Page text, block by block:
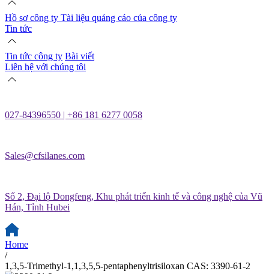
Hồ sơ công ty Tài liệu quảng cáo của công ty
Tin tức
Tin tức công ty Bài viết
Liên hệ với chúng tôi
027-84396550 | +86 181 6277 0058
Sales@cfsilanes.com
Số 2, Đại lộ Dongfeng, Khu phát triển kinh tế và công nghệ của Vũ
Hán, Tỉnh Hubei
Home
/
1,3,5-Trimethyl-1,1,3,5,5-pentaphenyltrisiloxan CAS: 3390-61-2